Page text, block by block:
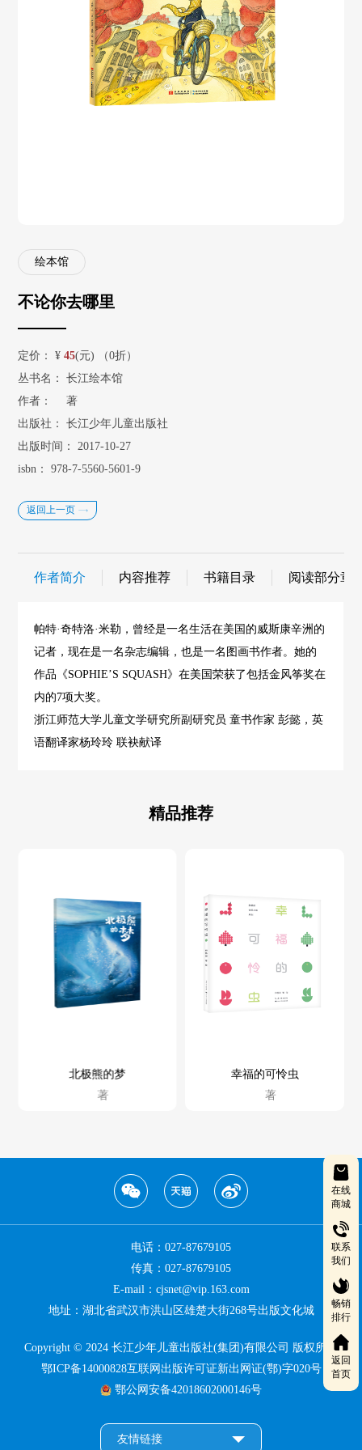
在线
商城
联系
我们
畅销
排行
返回
首页
绘本馆
不论你去哪里
定价： ¥45(元) （0折）
丛书名：
长江绘本馆
作者：
著
出版社：
长江少年儿童出版社
出版时间：
2017-10-27
isbn：
978-7-5560-5601-9
返回上一页
作者简介 内容推荐 书籍目录 阅读部分章
帕特·奇特洛·米勒，曾经是一名生活在美国的威斯康辛洲的
记者，现在是一名杂志编辑，也是一名图画书作者。她的
作品《SOPHIE’S SQUASH》在美国荣获了包括金风筝奖在
内的7项大奖。
浙江师范大学儿童文学研究所副研究员 童书作家 彭懿，英
语翻译家杨玲玲 联袂献译
精品推荐
北极熊的梦
著
幸福的可怜虫
著
电话：027-87679105
传真：027-87679105
E-mail：cjsnet@vip.163.com
地址：湖北省武汉市洪山区雄楚大街268号出版文化城
Copyright © 2024 长江少年儿童出版社(集团)有限公司 版权所有
鄂ICP备14000828互联网出版许可证新出网证(鄂)字020号
鄂公网安备42018602000146号
友情链接